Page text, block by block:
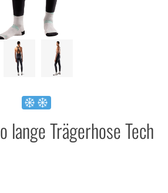
lange Trägerhose Tech